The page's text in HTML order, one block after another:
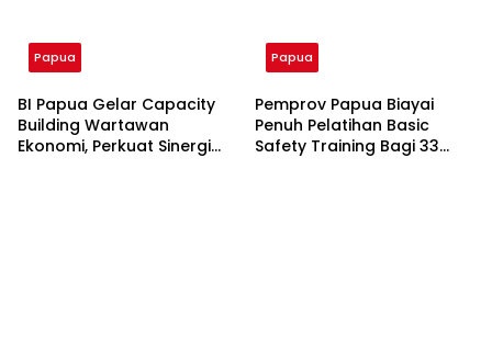
Papua
BI Papua Gelar Capacity
Building Wartawan
Ekonomi, Perkuat Sinergi
Papua
Pemprov Papua Biayai
Penuh Pelatihan Basic
Safety Training Bagi 33